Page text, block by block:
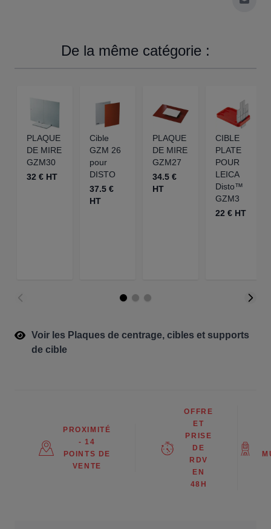
De la même catégorie :
PLAQUE
DE MIRE
GZM30
32 € HT
Cible
GZM 26
pour
DISTO
37.5 €
HT
PLAQUE
DE MIRE
GZM27
34.5 €
HT
CIBLE
PLATE
POUR
LEICA
Disto™
GZM3
22 € HT
Voir les Plaques de centrage, cibles et supports
de cible
PROXIMITÉ
- 14
POINTS DE
VENTE
OFFRE
ET
PRISE
DE
RDV
EN
48H